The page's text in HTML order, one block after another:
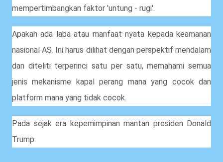
mempertimbangkan faktor 'untung - rugi'.
Apakah ada laba atau manfaat nyata kepada keamanan
nasional AS. Ini harus dilihat dengan perspektif mendalam
dan diteliti terperinci satu per satu, memahami semua
jenis mekanisme kapal perang mana yang cocok dan
platform mana yang tidak cocok.
Pada sejak era kepemimpinan mantan presiden Donald
Trump.